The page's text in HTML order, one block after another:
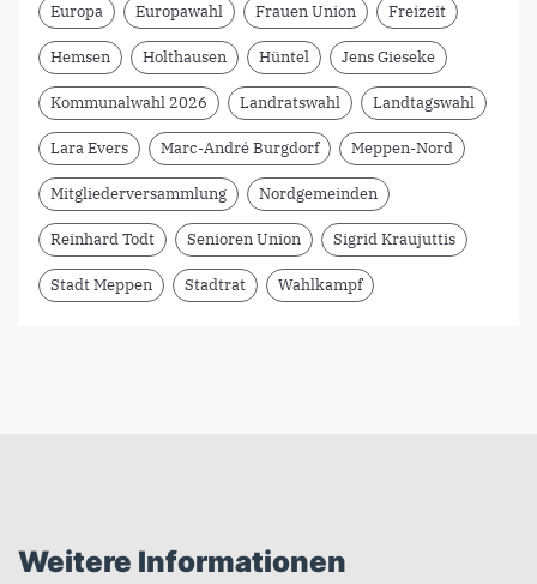
Europa Europawahl Frauen Union Freizeit
Hemsen Holthausen Hüntel Jens Gieseke
Kommunalwahl 2026 Landratswahl Landtagswahl
Lara Evers Marc-André Burgdorf Meppen-Nord
Mitgliederversammlung Nordgemeinden
Reinhard Todt Senioren Union Sigrid Kraujuttis
Stadt Meppen Stadtrat Wahlkampf
Weitere Informationen